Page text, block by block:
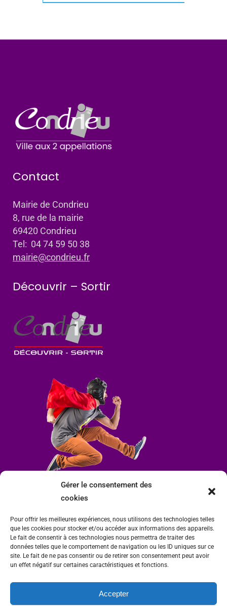
Gérer le consentement des
cookies
Pour offrir les meilleures expériences, nous utilisons des technologies telles
que les cookies pour stocker et/ou accéder aux informations des appareils.
Le fait de consentir à ces technologies nous permettra de traiter des
données telles que le comportement de navigation ou les ID uniques sur ce
site. Le fait de ne pas consentir ou de retirer son consentement peut avoir
un effet négatif sur certaines caractéristiques et fonctions.
Accepter
Contact
Mairie de Condrieu
8, rue de la mairie
69420 Condrieu
Tel: 04 74 59 50 38
mairie@condrieu.fr
Découvrir – Sortir